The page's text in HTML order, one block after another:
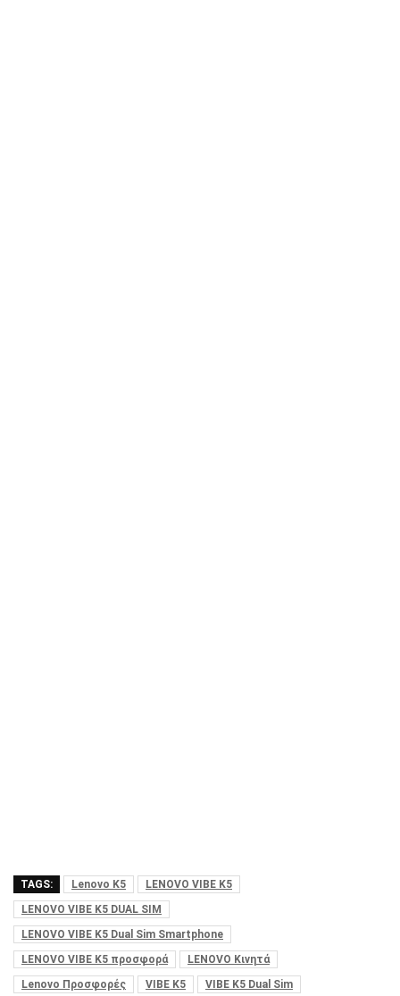
TAGS: Lenovo K5
LENOVO VIBE K5
LENOVO VIBE K5 DUAL SIM
LENOVO VIBE K5 Dual Sim Smartphone
LENOVO VIBE K5 προσφορά
LENOVO Κινητά
Lenovo Προσφορές
VIBE K5
VIBE K5 Dual Sim